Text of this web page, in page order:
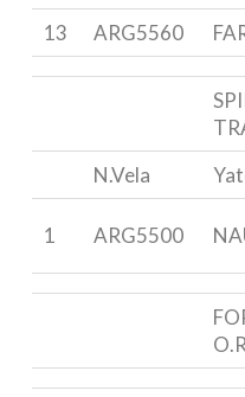
13 ARG5560
N.Vela
1 ARG5500